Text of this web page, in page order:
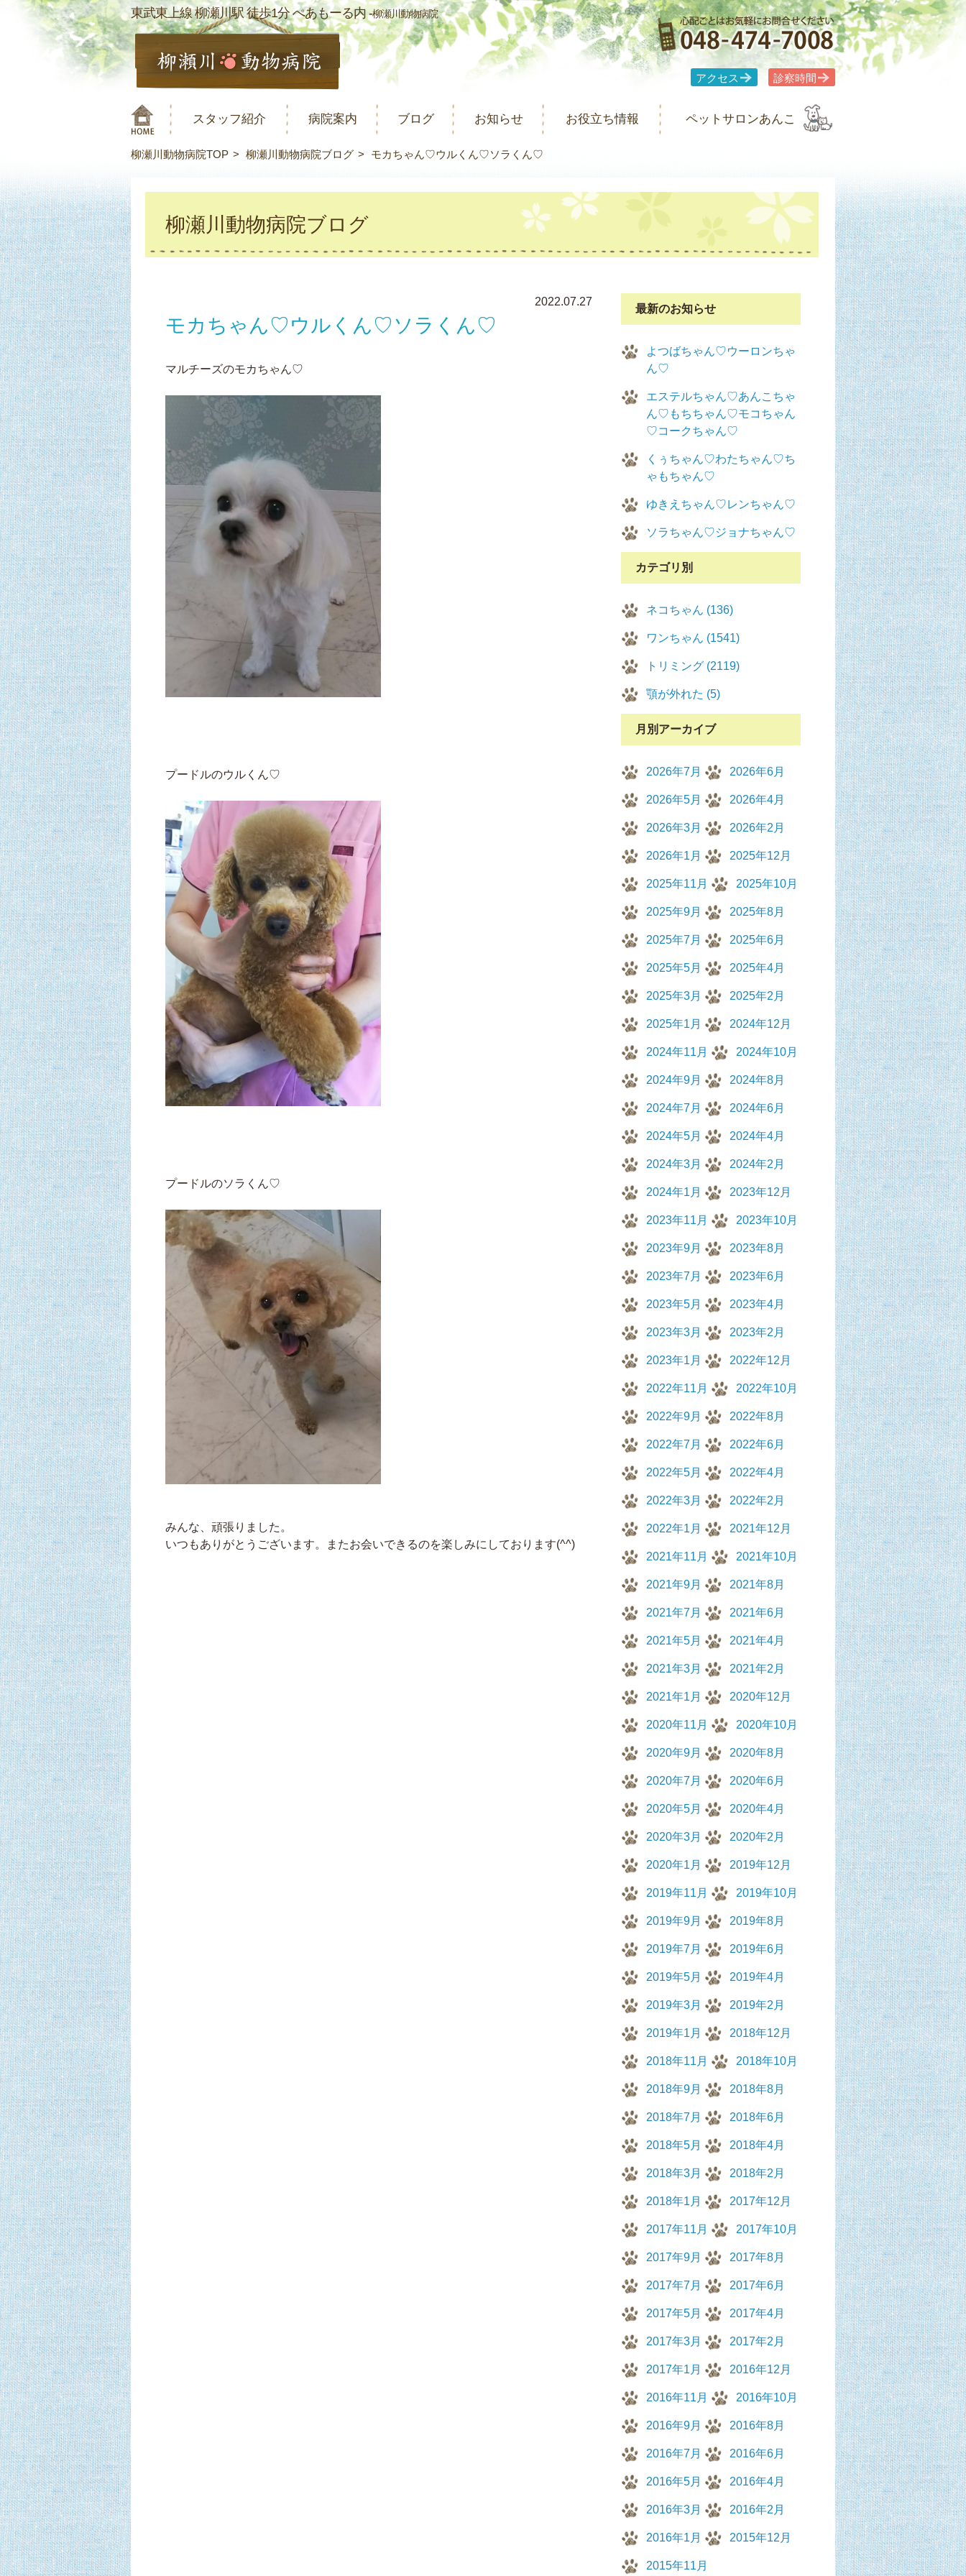
東武東上線 柳瀬川駅 徒歩1分 ぺあもーる内 -柳瀬川動物病院
アクセス 診察時間
スタッフ紹介 病院案内 ブログ お知らせ お役立ち情報 ペットサロンあんこ
柳瀬川動物病院TOP 柳瀬川動物病院ブログ モカちゃん♡ウルくん♡ソラくん♡
柳瀬川動物病院ブログ
2022.07.27
モカちゃん♡ウルくん♡ソラくん♡
マルチーズのモカちゃん♡
プードルのウルくん♡
プードルのソラくん♡
みんな、頑張りました。
いつもありがとうございます。またお会いできるのを楽しみにしております(^^)
最新のお知らせ
よつばちゃん♡ウーロンちゃ
ん♡
エステルちゃん♡あんこちゃ
ん♡もちちゃん♡モコちゃん
♡コークちゃん♡
くぅちゃん♡わたちゃん♡ち
ゃもちゃん♡
ゆきえちゃん♡レンちゃん♡
ソラちゃん♡ジョナちゃん♡
カテゴリ別
ネコちゃん (136)
ワンちゃん (1541)
トリミング (2119)
顎が外れた (5)
月別アーカイブ
2026年7月 2026年6月
2026年5月 2026年4月
2026年3月 2026年2月
2026年1月 2025年12月
2025年11月 2025年10月
2025年9月 2025年8月
2025年7月 2025年6月
2025年5月 2025年4月
2025年3月 2025年2月
2025年1月 2024年12月
2024年11月 2024年10月
2024年9月 2024年8月
2024年7月 2024年6月
2024年5月 2024年4月
2024年3月 2024年2月
2024年1月 2023年12月
2023年11月 2023年10月
2023年9月 2023年8月
2023年7月 2023年6月
2023年5月 2023年4月
2023年3月 2023年2月
2023年1月 2022年12月
2022年11月 2022年10月
2022年9月 2022年8月
2022年7月 2022年6月
2022年5月 2022年4月
2022年3月 2022年2月
2022年1月 2021年12月
2021年11月 2021年10月
2021年9月 2021年8月
2021年7月 2021年6月
2021年5月 2021年4月
2021年3月 2021年2月
2021年1月 2020年12月
2020年11月 2020年10月
2020年9月 2020年8月
2020年7月 2020年6月
2020年5月 2020年4月
2020年3月 2020年2月
2020年1月 2019年12月
2019年11月 2019年10月
2019年9月 2019年8月
2019年7月 2019年6月
2019年5月 2019年4月
2019年3月 2019年2月
2019年1月 2018年12月
2018年11月 2018年10月
2018年9月 2018年8月
2018年7月 2018年6月
2018年5月 2018年4月
2018年3月 2018年2月
2018年1月 2017年12月
2017年11月 2017年10月
2017年9月 2017年8月
2017年7月 2017年6月
2017年5月 2017年4月
2017年3月 2017年2月
2017年1月 2016年12月
2016年11月 2016年10月
2016年9月 2016年8月
2016年7月 2016年6月
2016年5月 2016年4月
2016年3月 2016年2月
2016年1月 2015年12月
2015年11月